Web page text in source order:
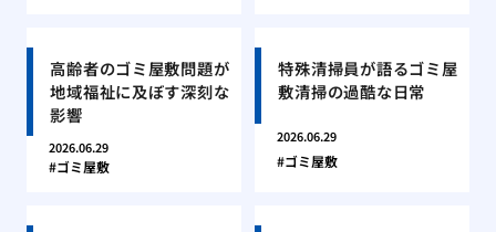
高齢者のゴミ屋敷問題が
地域福祉に及ぼす深刻な
影響
2026.06.29
ゴミ屋敷
特殊清掃員が語るゴミ屋
敷清掃の過酷な日常
2026.06.29
ゴミ屋敷